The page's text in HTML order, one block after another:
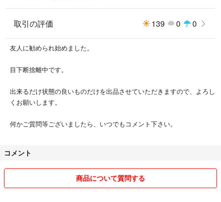
種類:封筒型
取引の評価 139 0 0
友人に勧められ始めました。
目下断捨離中です。
出来るだけ状態の良いものだけを出品させていただきますので、よろし
くお願いします。
何かご質問等ございましたら、いつでもコメント下さい。
コメント
商品について質問する